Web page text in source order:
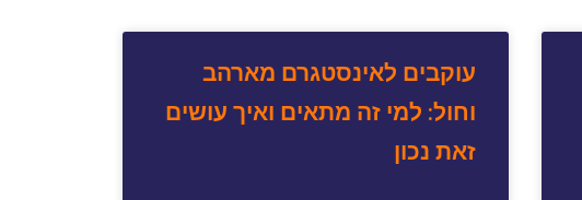
עוקבים לאינסטגרם מארהב
וחול: למי זה מתאים ואיך עושים
זאת נכון